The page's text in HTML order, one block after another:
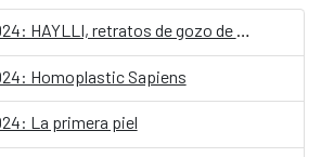
A Solas Danza 2024: HAYLLI, retratos de gozo de ser peruana
Homoplastic Sapiens
La primera piel